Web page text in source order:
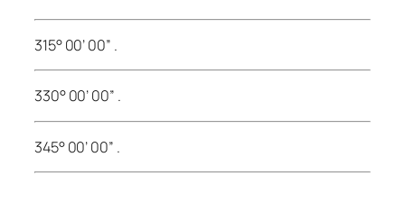
315° 00’ 00” .
330° 00’ 00” .
345° 00’ 00” .